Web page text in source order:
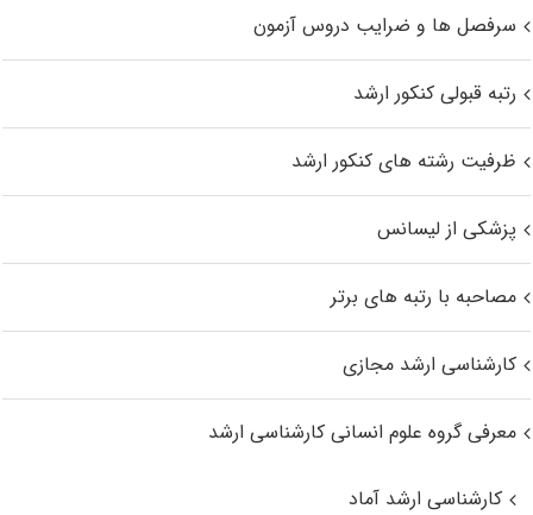
سرفصل ها و ضرایب دروس آزمون
رتبه قبولی کنکور ارشد
ظرفیت رشته های کنکور ارشد
پزشکی از لیسانس
مصاحبه با رتبه های برتر
کارشناسی ارشد مجازی
معرفی گروه علوم انسانی کارشناسی ارشد
کارشناسی ارشد آماد